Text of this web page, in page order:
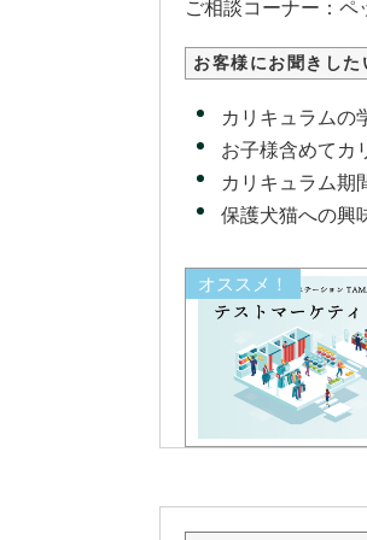
ご相談コーナー：
お客様にお聞きした
カリキュラムの
お子様含めてカ
カリキュラム期
保護犬猫への興
オススメ！